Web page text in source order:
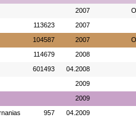
2007
113623 2007
104587 2007
114679 2008
601493 04.2008
2009
2009
957 04.2009